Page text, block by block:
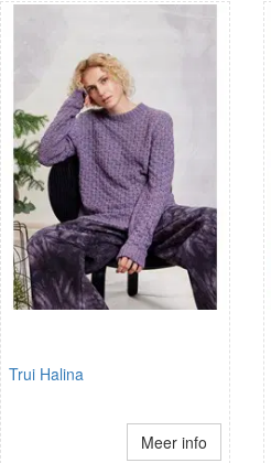
Trui Halina
Meer info